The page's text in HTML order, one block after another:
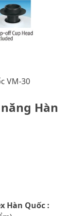
VM-30
Hàn
Hàn Quốc :